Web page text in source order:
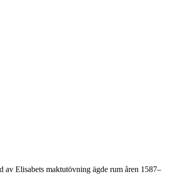
Elisabets maktutövning ägde rum åren 1587–